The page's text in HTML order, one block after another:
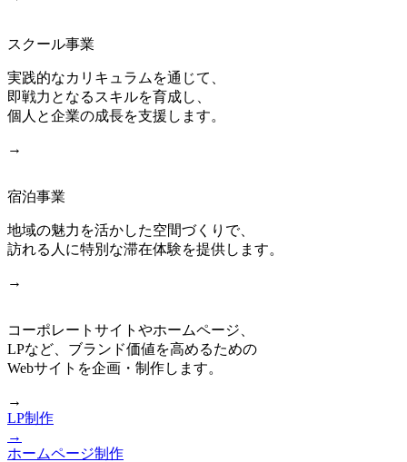
スクール事業
実践的なカリキュラムを通じて、
即戦力となるスキルを育成し、
個人と企業の成長を支援します。
→
宿泊事業
地域の魅力を活かした空間づくりで、
訪れる人に特別な滞在体験を提供します。
→
コーポレートサイトやホームページ、
LPなど、ブランド価値を高めるための
Webサイトを企画・制作します。
→
LP制作
→
ホームページ制作